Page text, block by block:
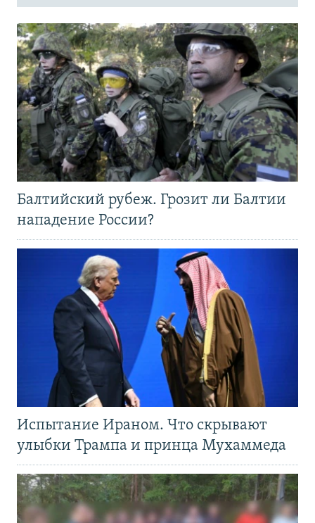
Балтийский рубеж. Грозит ли Балтии
нападение России?
Испытание Ираном. Что скрывают
улыбки Трампа и принца Мухаммеда